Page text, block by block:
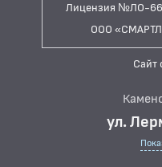
Лицензия №ЛО-
ООО
Сайт
ул.